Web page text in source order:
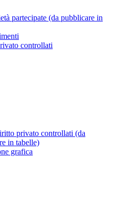
partecipate (da pubblicare in
controllati
privato controllati (da
in tabelle)
grafica